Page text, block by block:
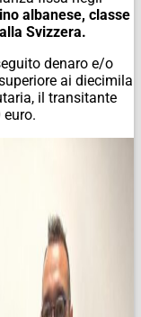
albanese, classe
Svizzera.
denaro e/o
ai diecimila
il transitante